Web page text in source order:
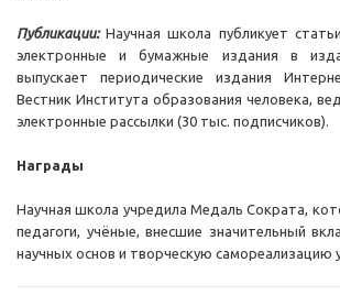
Публикации:Научная школа публикует
электронные и бумажные издания в
выпускает периодические издания
Вестник Института образования человека,
электронные рассылки (30 тыс. подписчиков).
Награды
Научная школа учредила Медаль Сократа,
педагоги, учёные, внесшие значительный
научных основ и творческую самореализацию